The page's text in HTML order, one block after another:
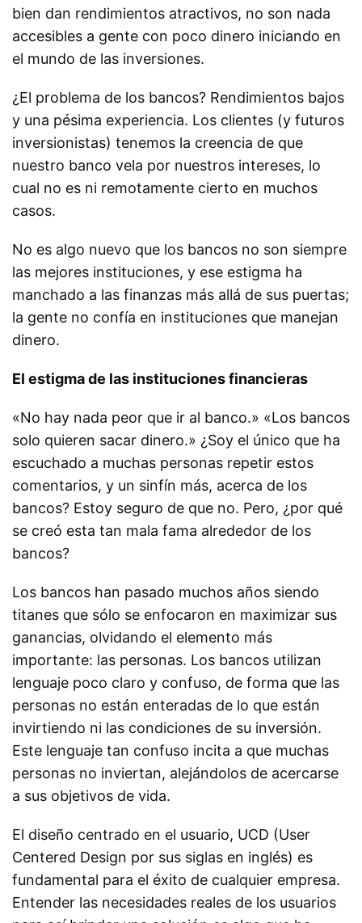
bien dan rendimientos atractivos, no son nada
accesibles a gente con poco dinero iniciando en
el mundo de las inversiones.
¿El problema de los bancos? Rendimientos bajos
y una pésima experiencia. Los clientes (y futuros
inversionistas) tenemos la creencia de que
nuestro banco vela por nuestros intereses, lo
cual no es ni remotamente cierto en muchos
casos.
No es algo nuevo que los bancos no son siempre
las mejores instituciones, y ese estigma ha
manchado a las finanzas más allá de sus puertas;
la gente no confía en instituciones que manejan
dinero.
El estigma de las instituciones financieras
«No hay nada peor que ir al banco.» «Los bancos
solo quieren sacar dinero.» ¿Soy el único que ha
escuchado a muchas personas repetir estos
comentarios, y un sinfín más, acerca de los
bancos? Estoy seguro de que no. Pero, ¿por qué
se creó esta tan mala fama alrededor de los
bancos?
Los bancos han pasado muchos años siendo
titanes que sólo se enfocaron en maximizar sus
ganancias, olvidando el elemento más
importante: las personas. Los bancos utilizan
lenguaje poco claro y confuso, de forma que las
personas no están enteradas de lo que están
invirtiendo ni las condiciones de su inversión.
Este lenguaje tan confuso incita a que muchas
personas no inviertan, alejándolos de acercarse
a sus objetivos de vida.
El diseño centrado en el usuario, UCD (User
Centered Design por sus siglas en inglés) es
fundamental para el éxito de cualquier empresa.
Entender las necesidades reales de los usuarios